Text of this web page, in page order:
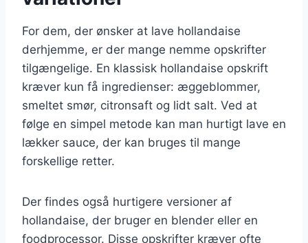
For dem, der ønsker at lave hollandaise
derhjemme, er der mange nemme opskrifter
tilgængelige. En klassisk hollandaise opskrift
kræver kun få ingredienser: æggeblommer,
smeltet smør, citronsaft og lidt salt. Ved at
følge en simpel metode kan man hurtigt lave en
lækker sauce, der kan bruges til mange
forskellige retter.
Der findes også hurtigere versioner af
hollandaise, der bruger en blender eller en
foodprocessor. Disse opskrifter kræver ofte